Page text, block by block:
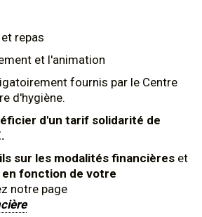
repas
et l'animation
fournis par le Centre
d'hygiène.
d'un tarif solidarité de
sur les modalités financières et
fonction de votre
notre page